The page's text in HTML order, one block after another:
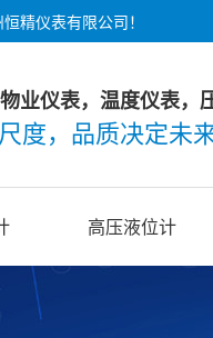
精仪表有限公司！
业仪表，温度仪表，
度，品质决定未
高压液位计